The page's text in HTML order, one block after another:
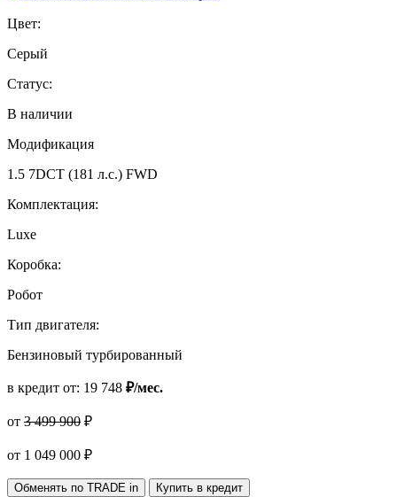
Цвет:
Серый
Статус:
В наличии
Модификация
1.5 7DCT (181 л.с.) FWD
Комплектация:
Luxe
Коробка:
Робот
Тип двигателя:
Бензиновый турбированный
в кредит от: 19 748 ₽/мес.
от 3 499 900 ₽
от 1 049 000 ₽
Обменять по TRADE in Купить в кредит